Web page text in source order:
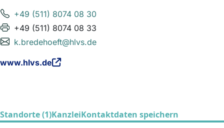
+49 (511) 8074 08 30
+49 (511) 8074 08 33
k.bredehoeft@hlvs.de
www.hlvs.de
Standorte (1)KanzleiKontaktdaten speichern